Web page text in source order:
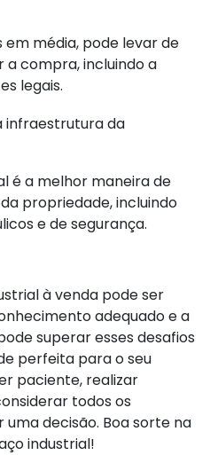
média, pode levar de
a compra, incluindo a
legais.
infraestrutura da
é a melhor maneira de
propriedade, incluindo
e de segurança.
à venda pode ser
adequado e a
superar esses desafios
perfeita para o seu
paciente, realizar
todos os
decisão. Boa sorte na
industrial!